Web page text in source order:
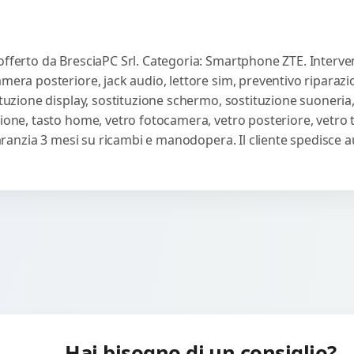
da BresciaPC Srl. Categoria: Smartphone ZTE.
posteriore, jack audio, lettore sim, preventivo
display, sostituzione schermo, sostituzione
tasto home, vetro fotocamera, vetro posteriore,
3 mesi su ricambi e manodopera. Il cliente spedisce